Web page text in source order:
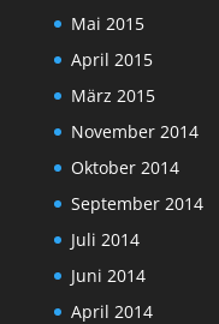
Mai 2015
April 2015
März 2015
November 2014
Oktober 2014
September 2014
Juli 2014
Juni 2014
April 2014